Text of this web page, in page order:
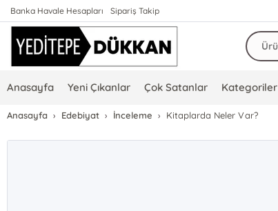
Banka Havale Hesapları Sipariş Takip
Anasayfa Yeni Çıkanlar Çok Satanlar Kategoriler
Anasayfa Edebiyat İnceleme Kitaplarda Neler Var?